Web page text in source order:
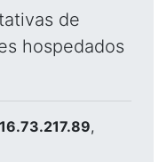
de
hospedados
,